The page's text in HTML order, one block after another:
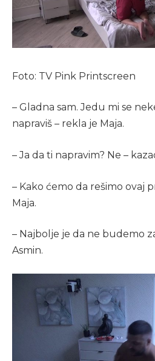
Foto: TV Pink Printscreen
– Gladna sam. Jedu mi se
napraviš – rekla je Maja.
– Ja da ti napravim? Ne –
– Kako ćemo da rešimo ovaj
Maja.
– Najbolje je da ne budemo
Asmin.